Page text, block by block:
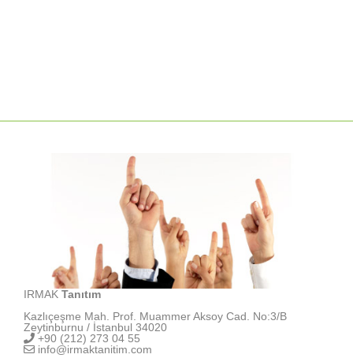
IRMAK Tanıtım
Kazlıçeşme Mah. Prof. Muammer Aksoy Cad. No:3/B
Zeytinburnu / İstanbul 34020
+90 (212) 273 04 55
info@irmaktanitim.com